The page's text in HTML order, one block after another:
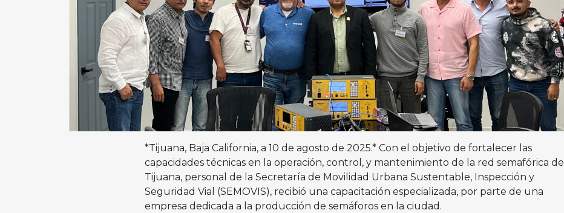
*Tijuana, Baja California, a 10 de agosto de 2025.* Con el objetivo de fortalecer las
capacidades técnicas en la operación, control, y mantenimiento de la red semafórica de
Tijuana, personal de la Secretaría de Movilidad Urbana Sustentable, Inspección y
Seguridad Vial (SEMOVIS), recibió una capacitación especializada, por parte de una
empresa dedicada a la producción de semáforos en la ciudad.